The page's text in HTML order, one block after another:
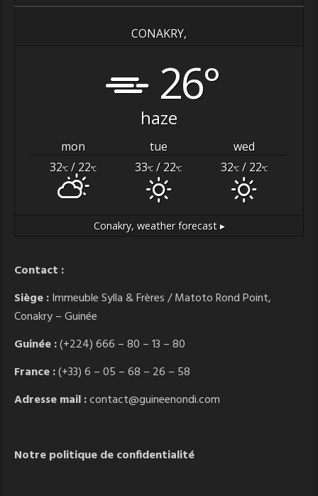
CONAKRY,
26°
haze
mon tue
wed
32°C / 22°C 33°C / 22°C 32°C/ 22°C
Conakry, weather forecast ▸
Contact :
Siège :Immeuble Sylla & Frères / Matoto Rond Point,
Conakry – Guinée
Guinée :(+224) 666 – 80 – 13 – 80
France :(+33) 6 – 05 – 68 – 26 – 58
Adresse mail :contact@guineenondi.com
Notre politique de confidentialité